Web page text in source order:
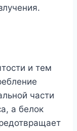
и тем
части
а белок